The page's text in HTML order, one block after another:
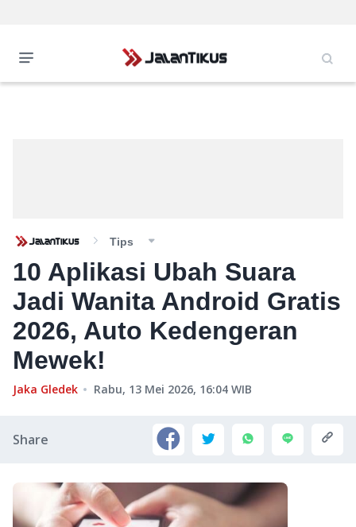
Tips
10 Aplikasi Ubah Suara
Jadi Wanita Android Gratis
2026, Auto Kedengeran
Mewek!
Jaka Gledek Rabu, 13 Mei 2026, 16:04 WIB
Share